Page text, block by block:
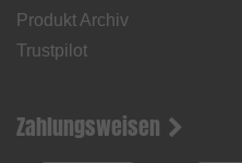
Produkt Archiv
Trustpilot
Zahlungsweisen